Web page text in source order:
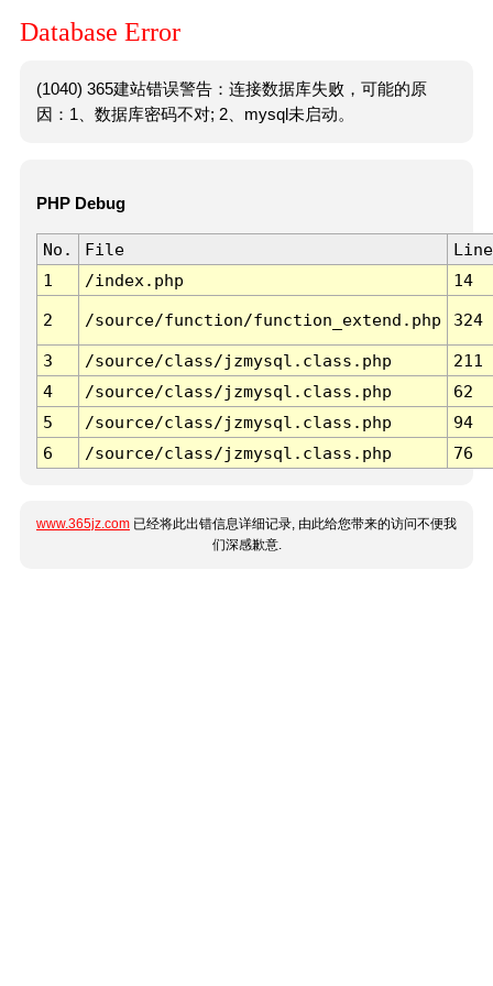
Database Error
(1040) 365建站错误警告：连接数据库失败，可能的原
因：1、数据库密码不对; 2、mysql未启动。
PHP Debug
No. File
Line
1
/index.php 14
2 /source/function/function_extend.php 324
3 /source/class/jzmysql.class.php
211
4
/source/class/jzmysql.class.php
62
5
/source/class/jzmysql.class.php
94
6
/source/class/jzmysql.class.php 76
www.365jz.com 已经将此出错信息详细记录, 由此给您带来的访问不便我
们深感歉意.